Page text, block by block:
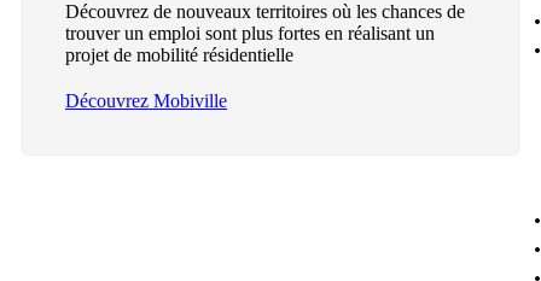
Découvrez de nouveaux territoires où les chances de
trouver un emploi sont plus fortes en réalisant un
projet de mobilité résidentielle
Découvrez Mobiville